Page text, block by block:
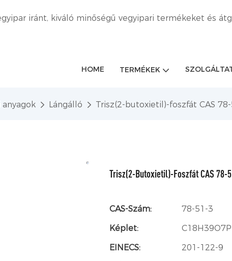
iránt, kiváló minőségű vegyipari termékeket és
HOME TERMÉKEK
anyagok Lángálló Trisz(2-butoxietil)-foszfát CAS
Trisz(2-Butoxietil)-Foszfát CAS 78-
CAS-Szám:
78-51-3
Képlet:
C18H39O7P
EINECS:
201-122-9